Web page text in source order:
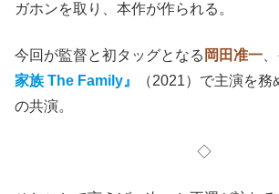
ガホンを取り、本作が作られる。
今回が監督と初タッグとなる 岡田准一
家族 The Family』
（2021）で主演を務
の共演。
◇